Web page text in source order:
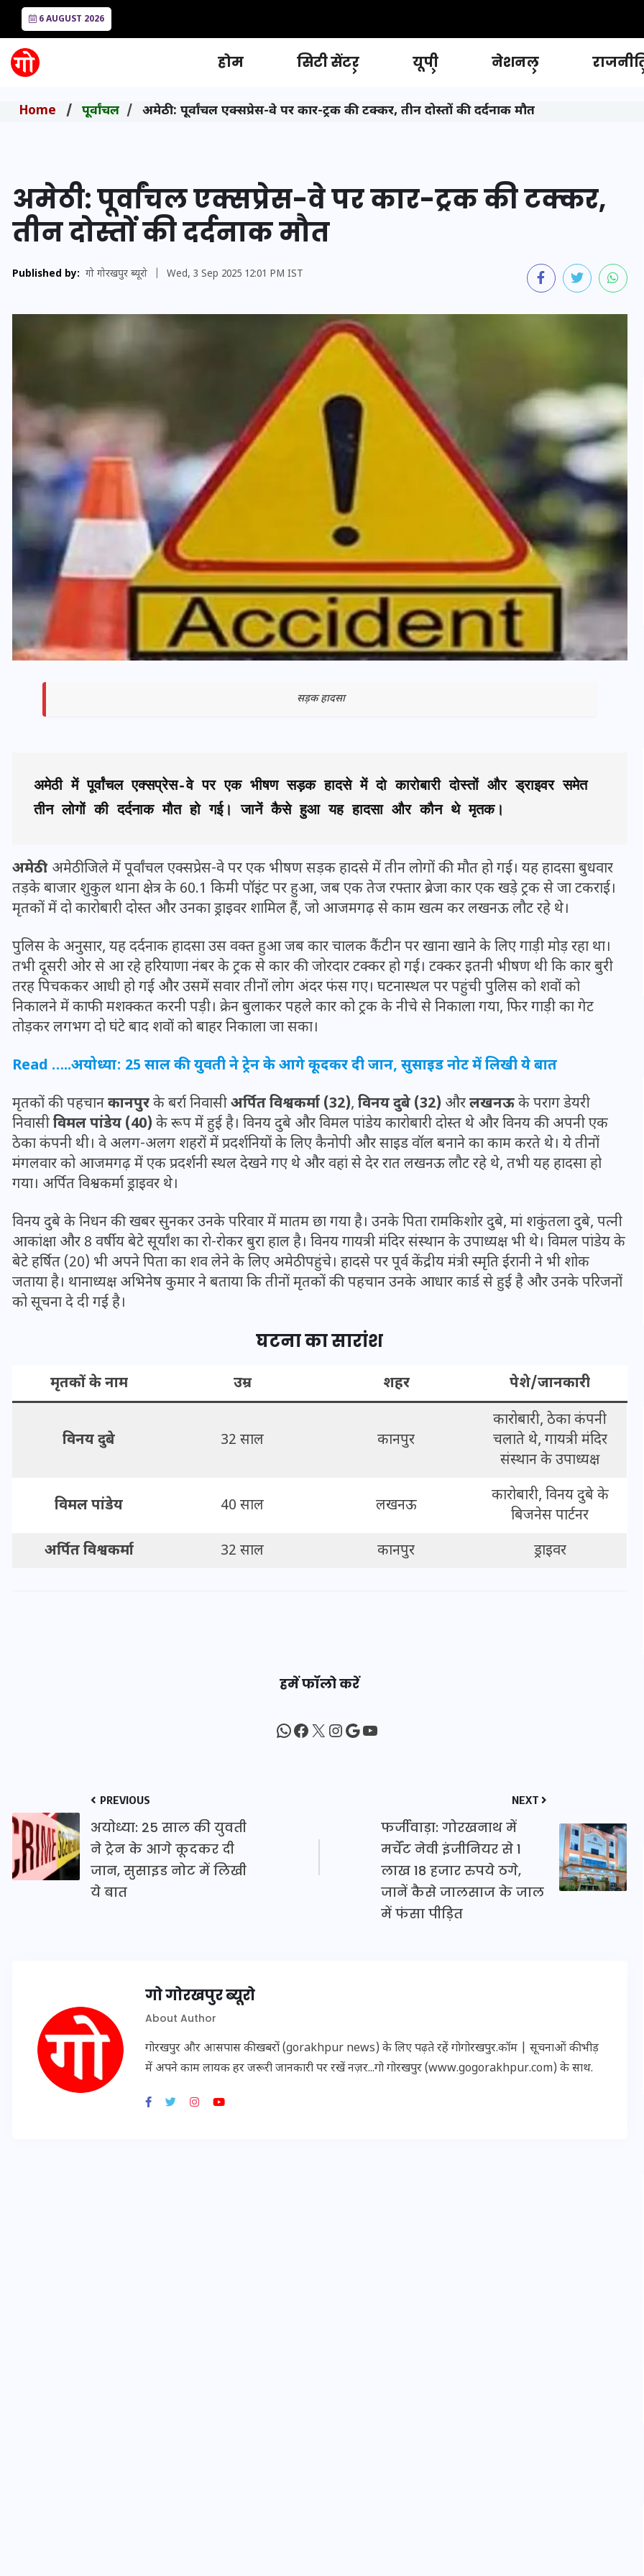
6 AUGUST 2026
होम सिटी सेंटर यूपी नेशनल
Home पूर्वांचल अमेठी: पूर्वांचल एक्सप्रेस-वे पर कार-ट्रक की टक्कर, तीन दोस्तों की दर्दनाक मौत
अमेठी: पूर्वांचल एक्सप्रेस-वे पर कार-ट्रक की टक्कर,
तीन दोस्तों की दर्दनाक मौत
Published by: गो गोरखपुर ब्यूरो Wed, 3 Sep 2025 12:01 PM IST
सड़क हादसा
अमेठी में पूर्वांचल एक्सप्रेस-वे पर एक भीषण सड़क हादसे में दो कारोबारी दोस्तों और ड्राइवर समेत
तीन लोगों की दर्दनाक मौत हो गई। जानें कैसे हुआ यह हादसा और कौन थे मृतक।
अमेठी: अमेठी जिले में पूर्वांचल एक्सप्रेस-वे पर एक भीषण सड़क हादसे में तीन लोगों की मौत हो गई। यह हादसा बुधवार
तड़के बाजार शुकुल थाना क्षेत्र के 60.1 किमी पॉइंट पर हुआ, जब एक तेज रफ्तार ब्रेजा कार एक खड़े ट्रक से जा टकराई।
मृतकों में दो कारोबारी दोस्त और उनका ड्राइवर शामिल हैं, जो आजमगढ़ से काम खत्म कर लखनऊ लौट रहे थे।
पुलिस के अनुसार, यह दर्दनाक हादसा उस वक्त हुआ जब कार चालक कैंटीन पर खाना खाने के लिए गाड़ी मोड़ रहा था।
तभी दूसरी ओर से आ रहे हरियाणा नंबर के ट्रक से कार की जोरदार टक्कर हो गई। टक्कर इतनी भीषण थी कि कार बुरी
तरह पिचककर आधी हो गई और उसमें सवार तीनों लोग अंदर फंस गए। घटनास्थल पर पहुंची पुलिस को शवों को
निकालने में काफी मशक्कत करनी पड़ी। क्रेन बुलाकर पहले कार को ट्रक के नीचे से निकाला गया, फिर गाड़ी का गेट
तोड़कर लगभग दो घंटे बाद शवों को बाहर निकाला जा सका।
Read …..अयोध्या: 25 साल की युवती ने ट्रेन के आगे कूदकर दी जान, सुसाइड नोट में लिखी ये बात
मृतकों की पहचानकानपुरके बर्रा निवासीअर्पित विश्वकर्मा (32), विनय दुबे (32) औरलखनऊके पराग डेयरी
निवासीविमल पांडेय (40) के रूप में हुई है। विनय दुबे और विमल पांडेय कारोबारी दोस्त थे और विनय की अपनी एक
ठेका कंपनी थी। वे अलग-अलग शहरों में प्रदर्शनियों के लिए कैनोपी और साइड वॉल बनाने का काम करते थे। ये तीनों
मंगलवार को आजमगढ़ में एक प्रदर्शनी स्थल देखने गए थे और वहां से देर रात लखनऊ लौट रहे थे, तभी यह हादसा हो
गया। अर्पित विश्वकर्मा ड्राइवर थे।
विनय दुबे के निधन की खबर सुनकर उनके परिवार में मातम छा गया है। उनके पिता रामकिशोर दुबे, मां शकुंतला दुबे, पत्नी
आकांक्षा और 8 वर्षीय बेटे सूर्यांश का रो-रोकर बुरा हाल है। विनय गायत्री मंदिर संस्थान के उपाध्यक्ष भी थे। विमल पांडेय के
बेटे हर्षित (20) भी अपने पिता का शव लेने के लिए अमेठी पहुंचे। हादसे पर पूर्व केंद्रीय मंत्री स्मृति ईरानी ने भी शोक
जताया है। थानाध्यक्ष अभिनेष कुमार ने बताया कि तीनों मृतकों की पहचान उनके आधार कार्ड से हुई है और उनके परिजनों
को सूचना दे दी गई है।
घटना का सारांश
मृतकों के नाम उम्र शहर पेशे/जानकारी
विनय दुबे 32 साल कानपुर
कारोबारी, ठेका कंपनी
चलाते थे, गायत्री मंदिर
संस्थान के उपाध्यक्ष
विमल पांडेय 40 साल लखनऊ
कारोबारी, विनय दुबे के
बिजनेस पार्टनर
अर्पित विश्वकर्मा
32 साल कानपुर ड्राइवर
हमें फॉलो करें
WhatsApp
Facebook
X Instagram
Google
YouTube
PREVIOUS
अयोध्या: 25 साल की युवती
ने ट्रेन के आगे कूदकर दी
जान, सुसाइड नोट में लिखी
ये बात
NEXT
फर्जीवाड़ा: गोरखनाथ में
मर्चेंट नेवी इंजीनियर से 1
लाख 18 हजार रुपये ठगे,
जानें कैसे जालसाज के जाल
में फंसा पीड़ित
गो गोरखपुर ब्यूरो
About Author
गोरखपुर और आसपास की खबरों (gorakhpur news) के लिए पढ़ते रहें गोगोरखपुर.कॉम | सूचनाओं की भीड़
में अपने काम लायक हर जरूरी जानकारी पर रखें नज़र...गो गोरखपुर (www.gogorakhpur.com) के साथ.
यूपी लेखपाल भर्ती: ओबीसी को
मिली बड़ी राहत, 2158 पदों पर
बंपर वैकेंसी, जनरल कोटे में भारी
कटौती
29 दिसम्बर 2025
वोटर लिस्ट पुनरीक्षण कार्यक्रम में
हुआ बदलाव, देखें नई तारीखों की
पूरी लिस्ट
30 दिसम्बर 2025
भारत में स्टारलिंक की लैंडिंग में
अड़चन: डेटा सिक्योरिटी और
स्पेक्ट्रम की कीमत पर फंसा पेंच,
आया बड़ा अपडेट
30 दिसम्बर 2025
भारत में स्टारलिंक की लैंडिंग में
अड़चन: डेटा सिक्योरिटी और
स्पेक्ट्रम की कीमत पर फंसा पेंच,
आया बड़ा अपडेट
30 दिसम्बर 2025
2025: यूपी में लेखपाल के पदों
पर बंपर भर्ती का विज्ञापन जारी,
जानें कब से शुरू होंगे आवेदन
16 दिसम्बर 2025
2025: यूपी में लेखपाल के पदों
पर बंपर भर्ती का विज्ञापन जारी,
जानें कब से शुरू होंगे आवेदन
16 दिसम्बर 2025
के बीते 4 साल, उसे देख भावुक
के बीते 4 साल, उसे देख भावुक
इस सप्ताह का राशिफल: जानिए
क्या कहते हैं आपके सितारे (25
अगस्त से 31 अगस्त)
24 अगस्त 2025 24 अगस्त 2025